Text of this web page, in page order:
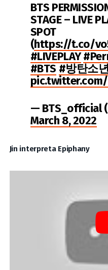
BTS
STAGE – LIVE
SPOT
(https://t.co/
#LIVEPLAY
#BTS #방탄소
pic.twitter.com/
— BTS_official
March 8, 2022
Jin interpreta Epiphany